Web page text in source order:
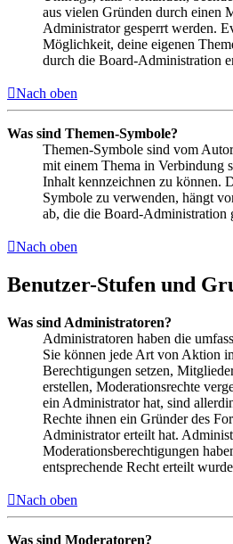
aus vielen Gründen durch einen
Administrator gesperrt werden.
Möglichkeit, deine eigenen
durch die Board-Administration
Nach oben
Was sind Themen-Symbole?
Themen-Symbole sind vom
mit einem Thema in Verbindung
Inhalt kennzeichnen zu können.
Symbole zu verwenden, hängt
ab, die die Board-Administration
Nach oben
Benutzer-Stufen und
Was sind Administratoren?
Administratoren haben die
Sie können jede Art von Aktion
Berechtigungen setzen,
erstellen, Moderationsrechte
ein Administrator hat, sind
Rechte ihnen ein Gründer des
Administrator erteilt hat.
Moderationsberechtigungen
entsprechende Recht erteilt
Nach oben
Was sind Moderatoren?